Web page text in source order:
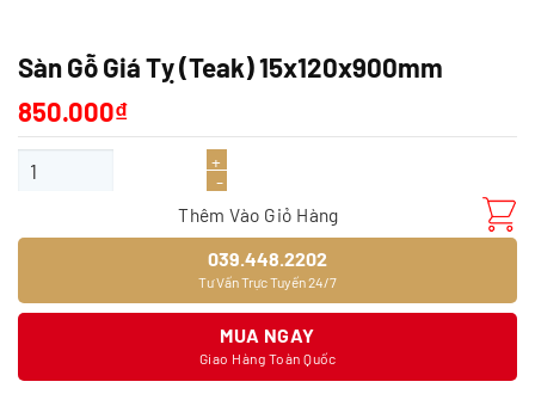
Sàn Gỗ Giá Tỵ (Teak) 15x120x900mm
850.000₫
Sàn Gỗ Giá Tỵ (Teak) 15x120x900mm số lượng
Thêm Vào Giỏ Hàng
039.448.2202
Tư Vấn Trực Tuyến 24/7
MUA NGAY
Giao Hàng Toàn Quốc